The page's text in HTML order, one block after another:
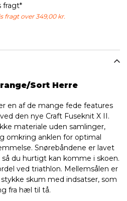
Sort Herre
en af de mange fede features
den nye Craft Fuseknit X II.
materiale uden samlinger,
omkring anklen for optimal
Snørebåndene er lavet
du hurtigt kan komme i skoen.
ved triathlon. Mellemsålen er
skum med indsatser, som
fra hæl til tå.
fragt*
fragt over 349,00 kr.